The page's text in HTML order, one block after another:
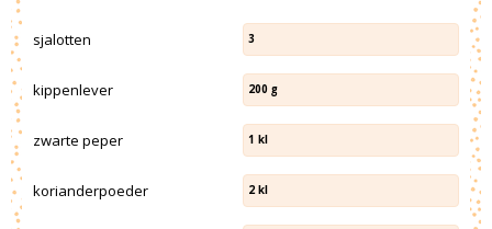
sjalotten 3
kippenlever 200 g
zwarte peper 1 kl
korianderpoeder 2 kl